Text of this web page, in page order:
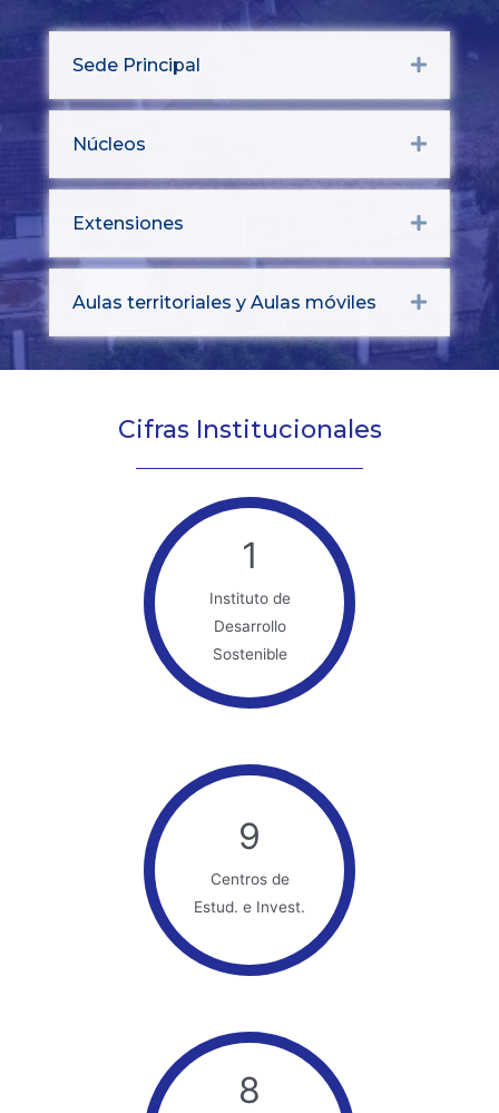
Sede Principal Expand
Núcleos Expand
Extensiones Expand
Aulas territoriales y Aulas móviles Expand
Cifras Institucionales
1
Instituto de
Desarrollo
Sostenible
9
Centros de
Estud. e Invest.
8